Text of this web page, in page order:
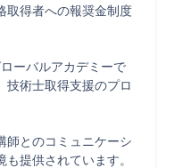
得者への報奨金制度
ーバルアカデミーで
技術士取得支援のプロ
とのコミュニケーシ
提供されています。﻿